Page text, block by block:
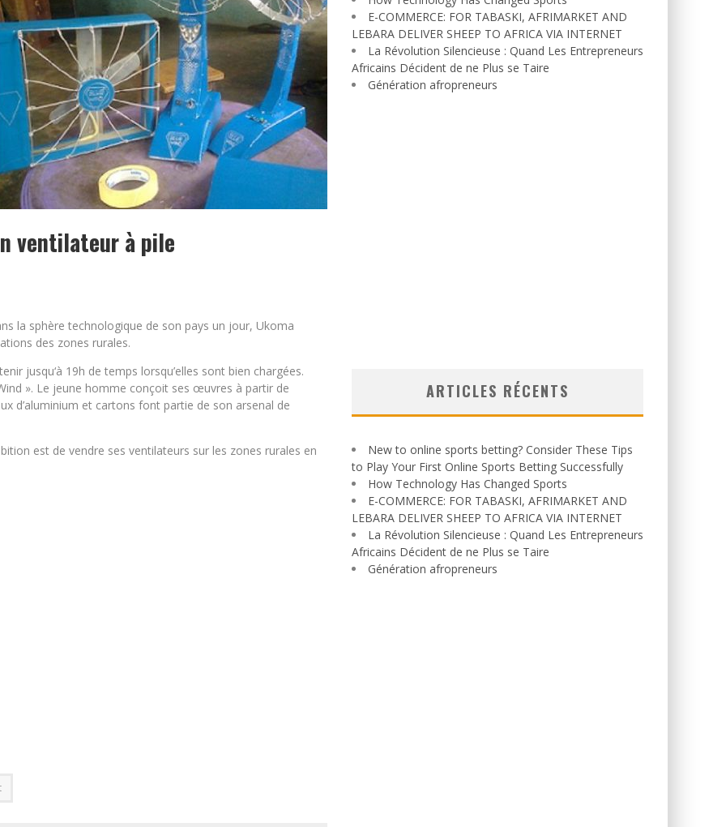
ventilateur à pile
la sphère technologique de son pays un jour, Ukoma
des zones rurales.
jusqu‘à 19h de temps lorsqu’elles sont bien chargées.
». Le jeune homme conçoit ses œuvres à partir de
d’aluminium et cartons font partie de son arsenal de
est de vendre ses ventilateurs sur les zones rurales en
E-COMMERCE: FOR TABASKI, AFRIMARKET AND
LEBARA DELIVER SHEEP TO AFRICA VIA INTERNET
La Révolution Silencieuse : Quand Les Entrepreneurs
Africains Décident de ne Plus se Taire
Génération afropreneurs
ARTICLES RÉCENTS
New to online sports betting? Consider These Tips
to Play Your First Online Sports Betting Successfully
How Technology Has Changed Sports
E-COMMERCE: FOR TABASKI, AFRIMARKET AND
LEBARA DELIVER SHEEP TO AFRICA VIA INTERNET
La Révolution Silencieuse : Quand Les Entrepreneurs
Africains Décident de ne Plus se Taire
Génération afropreneurs